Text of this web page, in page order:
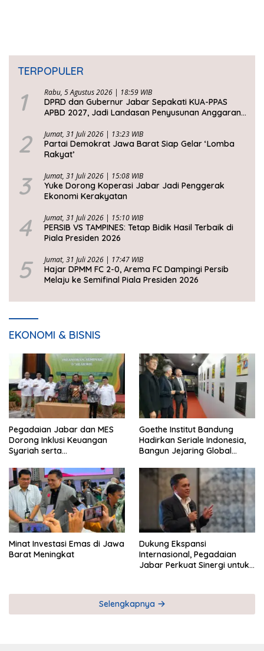
TERPOPULER
1 Rabu, 5 Agustus 2026 | 18:59 WIB
DPRD dan Gubernur Jabar Sepakati KUA-PPAS
APBD 2027, Jadi Landasan Penyusunan Anggaran
2 Jumat, 31 Juli 2026 | 13:23 WIB
Partai Demokrat Jawa Barat Siap Gelar ‘Lomba
Rakyat’
3 Jumat, 31 Juli 2026 | 15:08 WIB
Yuke Dorong Koperasi Jabar Jadi Penggerak
Ekonomi Kerakyatan
4 Jumat, 31 Juli 2026 | 15:10 WIB
PERSIB VS TAMPINES: Tetap Bidik Hasil Terbaik di
Piala Presiden 2026
5 Jumat, 31 Juli 2026 | 17:47 WIB
Hajar DPMM FC 2-0, Arema FC Dampingi Persib
Melaju ke Semifinal Piala Presiden 2026
EKONOMI & BISNIS
Pegadaian Jabar dan MES
Dorong Inklusi Keuangan
Syariah serta
Goethe Institut Bandung
Hadirkan Seriale Indonesia,
Bangun Jejaring Global
Minat Investasi Emas di Jawa
Barat Meningkat
Dukung Ekspansi
Internasional, Pegadaian
Jabar Perkuat Sinergi untuk
Selengkapnya